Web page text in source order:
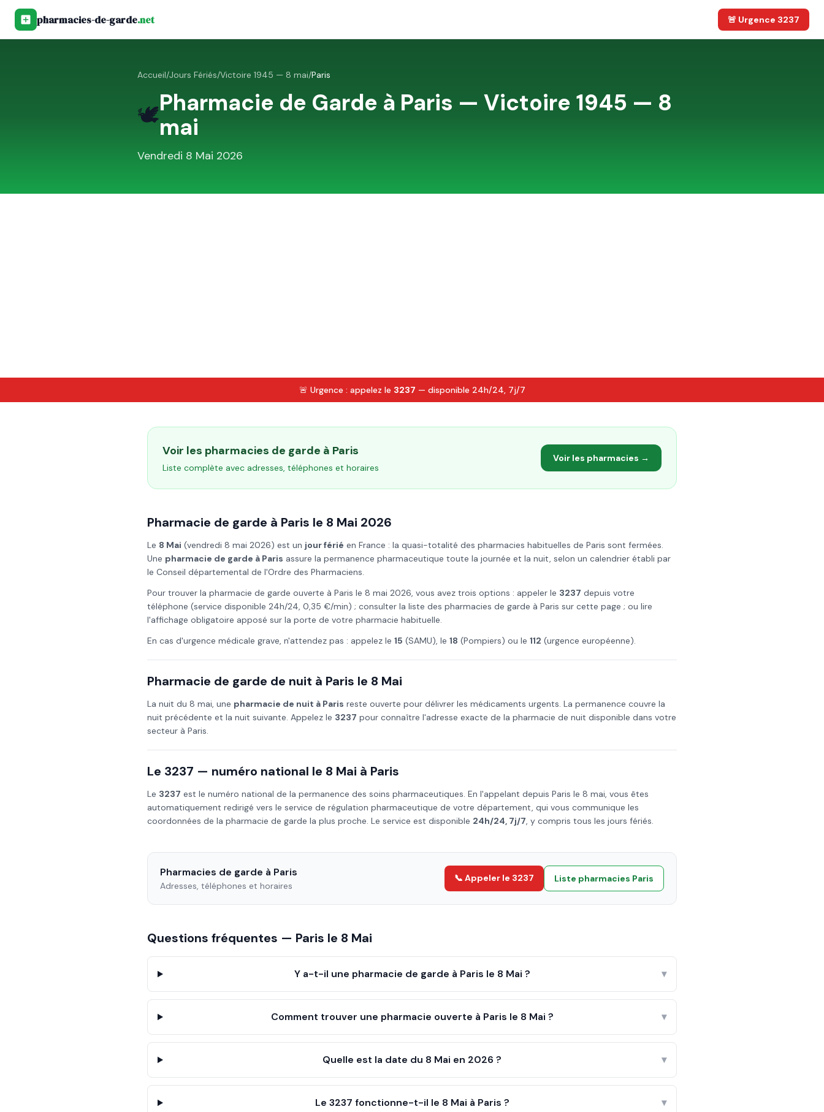
pharmacies-de-garde.net 🚨 Urgence 3237
Accueil/Jours Fériés/Victoire 1945 — 8 mai/Paris
🕊️Pharmacie de Garde à Paris — Victoire 1945 — 8
mai
Vendredi 8 Mai 2026
🚨 Urgence : appelez le 3237 — disponible 24h/24, 7j/7
Voir les pharmacies de garde à Paris
Liste complète avec adresses, téléphones et horaires
Voir les pharmacies →
Pharmacie de garde à Paris le 8 Mai 2026
Le 8 Mai (vendredi 8 mai 2026) est un jour férié en France : la quasi-totalité des pharmacies habituelles de Paris sont fermées.
Une pharmacie de garde à Paris assure la permanence pharmaceutique toute la journée et la nuit, selon un calendrier établi par
le Conseil départemental de l'Ordre des Pharmaciens.
Pour trouver la pharmacie de garde ouverte à Paris le 8 mai 2026, vous avez trois options : appeler le 3237 depuis votre
téléphone (service disponible 24h/24, 0,35 €/min) ; consulter la liste des pharmacies de garde à Paris sur cette page ; ou lire
l'affichage obligatoire apposé sur la porte de votre pharmacie habituelle.
En cas d'urgence médicale grave, n'attendez pas : appelez le 15 (SAMU), le 18 (Pompiers) ou le 112 (urgence européenne).
Pharmacie de garde de nuit à Paris le 8 Mai
La nuit du 8 mai, une pharmacie de nuit à Paris reste ouverte pour délivrer les médicaments urgents. La permanence couvre la
nuit précédente et la nuit suivante. Appelez le 3237 pour connaître l'adresse exacte de la pharmacie de nuit disponible dans votre
secteur à Paris.
Le 3237 — numéro national le 8 Mai à Paris
Le 3237 est le numéro national de la permanence des soins pharmaceutiques. En l'appelant depuis Paris le 8 mai, vous êtes
automatiquement redirigé vers le service de régulation pharmaceutique de votre département, qui vous communique les
coordonnées de la pharmacie de garde la plus proche. Le service est disponible 24h/24, 7j/7, y compris tous les jours fériés.
Pharmacies de garde à Paris
Adresses, téléphones et horaires
📞 Appeler le 3237 Liste pharmacies Paris
Questions fréquentes — Paris le 8 Mai
Y a-t-il une pharmacie de garde à Paris le 8 Mai ? ▾
Comment trouver une pharmacie ouverte à Paris le 8 Mai ? ▾
Quelle est la date du 8 Mai en 2026 ? ▾
Le 3237 fonctionne-t-il le 8 Mai à Paris ? ▾